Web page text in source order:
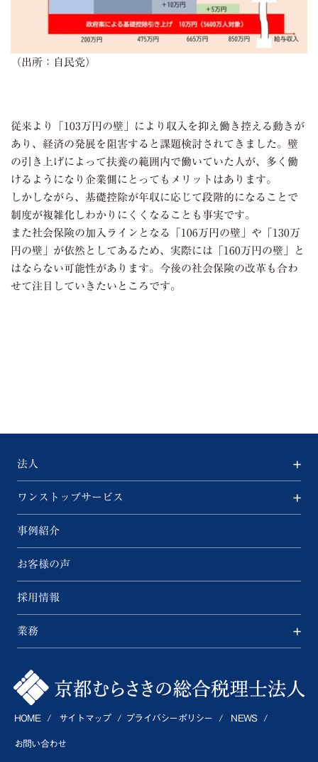
（出所：自民党）
従来より「 103万円の壁」により収入を抑え働き控える動きが
あり、経済の発展を阻害すると課題検討されてきました。壁
の引き上げによって扶養の範囲内で働いていた人が、多く働
けるようになり企業側にとってもメリットはあります。
しかしながら、基礎控除が年収に応じて段階的になることで
制度が複雑化しわかりにくくなることも事実です。
また社会保険の加入ラインとなる「 106万円の壁」や「 130万
円の壁」が依然としてあるため、実際には「 160万円の壁」と
はならない可能性があります。今後の社会保険の改革も合わ
せて注目していきたいところです。
法人
ワンストップサービス
事例紹介
お客様の声
採用情報
業務
HOME サイトマップ プライバシーポリシー NEWS
お問い合わせ